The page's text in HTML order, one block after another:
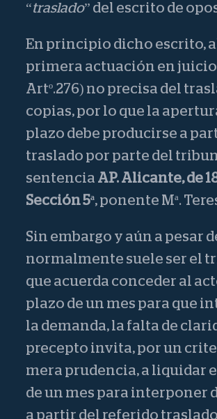
“traslado” del escrito de
En principio dicho escrito,
primera actuación en juicio
Artº.276) no precisa del
copias, por lo que la
plazo debe producirse a
traslado por parte del
sentencia AP. Alicante, de
Sección 5ª, ponente Mª.
Sin embargo y aún a pesar
normalmente suele ser el
que acuerda conceder al
plazo de un mes para que
la demanda, la falta de
precepto invita, por un
mera prudencia, a liquidar
de un mes para interponer
a partir del referido